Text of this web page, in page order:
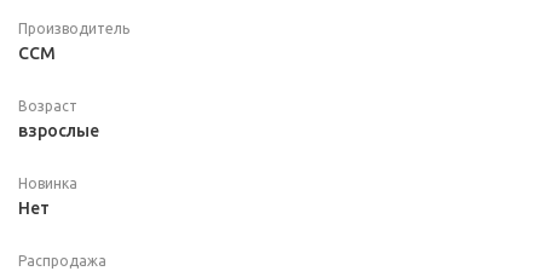
Производитель
CCM
Возраст
взрослые
Новинка
Нет
Распродажа